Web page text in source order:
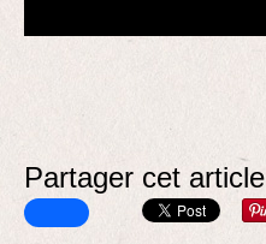
Partager cet article